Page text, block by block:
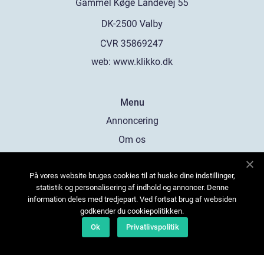
web: www.klikko.dk
Menu
Annoncering
Om os
Kontakt os
Sitemap
På vores website bruges cookies til at huske dine indstillinger,
statistik og personalisering af indhold og annoncer. Denne
information deles med tredjepart. Ved fortsat brug af websiden
godkender du cookiepolitikken.
Ok
Privatlivspolitik